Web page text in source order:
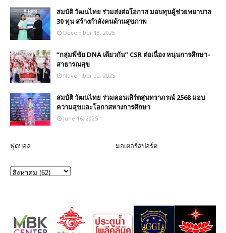
สมบัติ วัฒนไทย ร่วมส่งต่อโอกาส มอบทุนผู้ช่วยพยาบาล
30 ทุน สร้างกำลังคนด้านสุขภาพ
December 18, 2025
“กลุ่มพี่ชัย DNA เดียวกัน” CSR ต่อเนื่อง หนุนการศึกษา–
สาธารณสุข
November 22, 2025
สมบัติ วัฒนไทย ร่วมคอนเสิร์ตสุนทราภรณ์ 2568 มอบ
ความสุขและโอกาสทางการศึกษา
June 16, 2025
ฟุตบอล มอเตอร์สปอร์ต